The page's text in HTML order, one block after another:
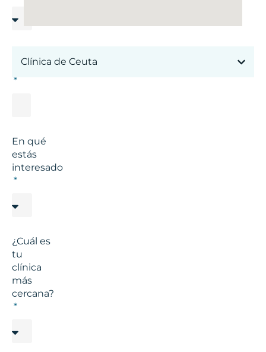
electrónico
En qué
estás
interesado
¿Cuál es
tu
clínica
más
cercana?
Clínica de Ceuta